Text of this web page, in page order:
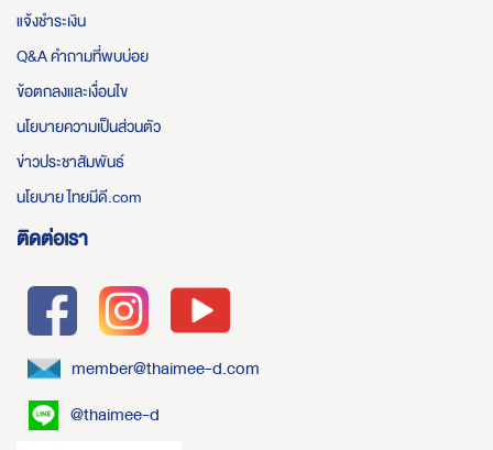
แจ้งชำระเงิน
Q&A คำถามที่พบบ่อย
ข้อตกลงและเงื่อนไข
นโยบายความเป็นส่วนตัว
ข่าวประชาสัมพันธ์
นโยบาย ไทยมีดี.com
ติดต่อเรา
member@thaimee-d.com
@thaimee-d